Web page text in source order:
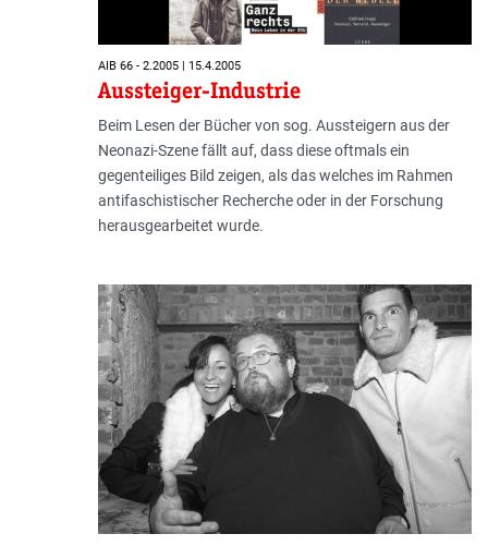
AIB 66 - 2.2005 | 15.4.2005
Aussteiger-Industrie
Beim Lesen der Bücher von sog. Aussteigern aus der
Neonazi-Szene fällt auf, dass diese oftmals ein
gegenteiliges Bild zeigen, als das welches im Rahmen
antifaschistischer Recherche oder in der Forschung
herausgearbeitet wurde.